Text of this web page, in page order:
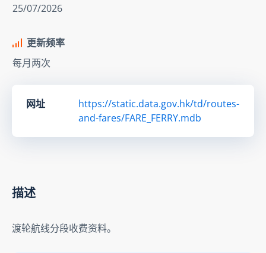
25/07/2026
更新频率
每月两次
网址
https://static.data.gov.hk/td/routes-
and-fares/FARE_FERRY.mdb
描述
渡轮航线分段收费资料。